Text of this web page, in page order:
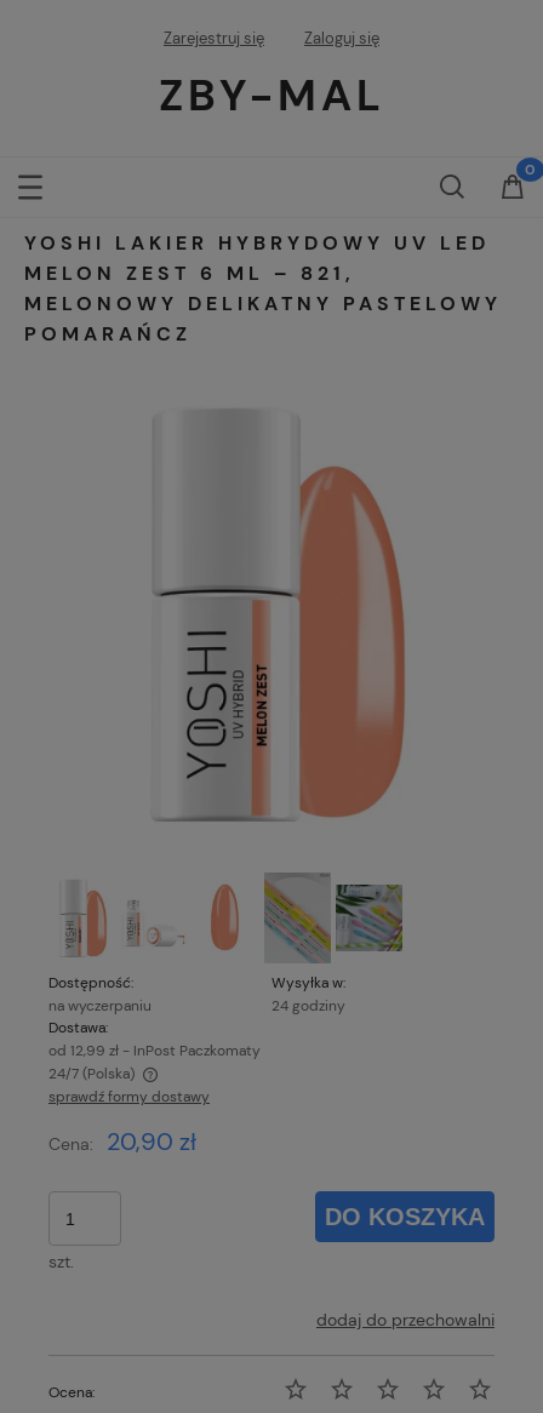
Zarejestruj się Zaloguj się
ZBY-MAL
YOSHI LAKIER HYBRYDOWY UV LED
MELON ZEST 6 ML – 821,
MELONOWY DELIKATNY PASTELOWY
POMARAŃCZ
Dostępność:
na wyczerpaniu
Wysyłka w:
24 godziny
Dostawa:
od 12,99 zł - InPost Paczkomaty
24/7(Polska)
Cena nie zawiera ewentualnych kosztów płatności
sprawdź formy dostawy
Cena: 20,90 zł
szt.
DO KOSZYKA
dodaj do przechowalni
Ocena: